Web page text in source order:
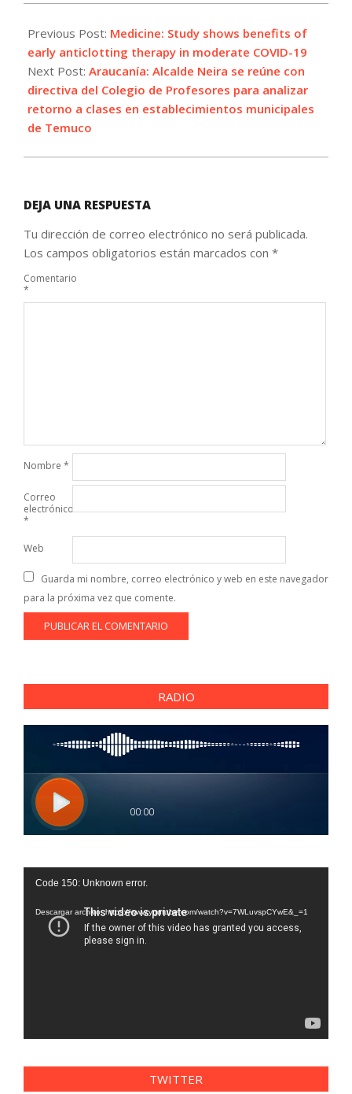
07-
14
Previous Post: Medicine: Study shows benefits of
early anticlotting therapy in moderate COVID-19
Next Post: Araucanía: Alcalde Neira se reúne con
directiva del Colegio de Profesores para analizar
retorno a clases en establecimientos municipales
de Temuco
DEJA UNA RESPUESTA
Tu dirección de correo electrónico no será publicada.
Los campos obligatorios están marcados con *
Comentario
*
Nombre *
Correo
electrónico
*
Web
Guarda mi nombre, correo electrónico y web en este navegador
para la próxima vez que comente.
RADIO
Reproductor
vídeo
Code 150: Unknown error.
Descargar archivo: https://www.youtube.com/watch?v=7WLuvspCYwE&_=1
TWITTER